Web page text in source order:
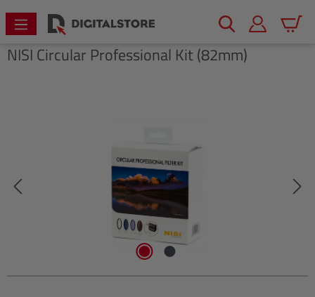
springen
NISI Circular Professional Kit (82mm)